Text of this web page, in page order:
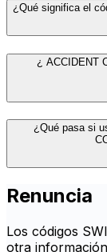
¿Qué significa el
¿ ACCIDENT
¿Qué pasa si
Renuncia
Los códigos
otra